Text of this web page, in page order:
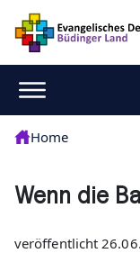
Home
Wenn die
veröffentlicht